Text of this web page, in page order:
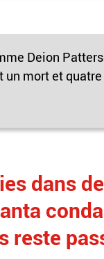
Deion
mort et
dans
reste